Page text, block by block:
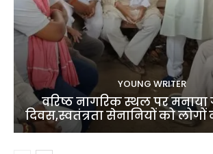
YOUNG WRITER
वरिष्ठ नागरिक स्थल पर मनाया
दिवस,स्वतंत्रता सेनानियों को